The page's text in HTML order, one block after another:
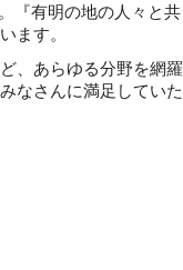
『有明の地の人々と共
ます。
、あらゆる分野を網羅
なさんに満足していた